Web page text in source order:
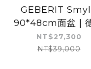
GEBERIT
90*48cm面盆 |
原裝進口 | 德國抗
證 | 可壁掛 | 無
NT$27,300
NT$39,000